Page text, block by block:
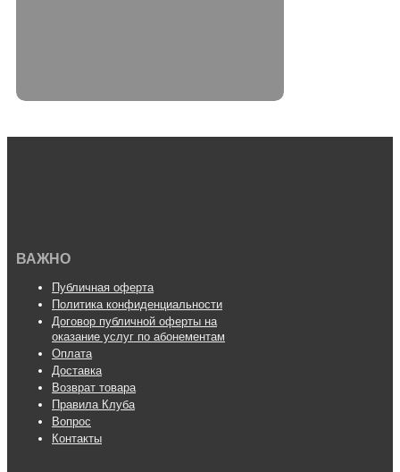
ВАЖНО
Публичная оферта
Политика конфиденциальности
Договор публичной оферты на
оказание услуг по абонементам
Оплата
Доставка
Возврат товара
Правила Клуба
Вопрос
Контакты